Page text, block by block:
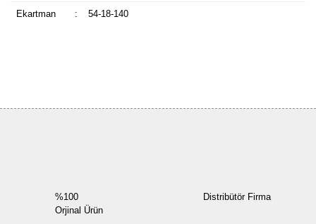
Ekartman : 54-18-140
%100
Orjinal Ürün
Distribütör Firma